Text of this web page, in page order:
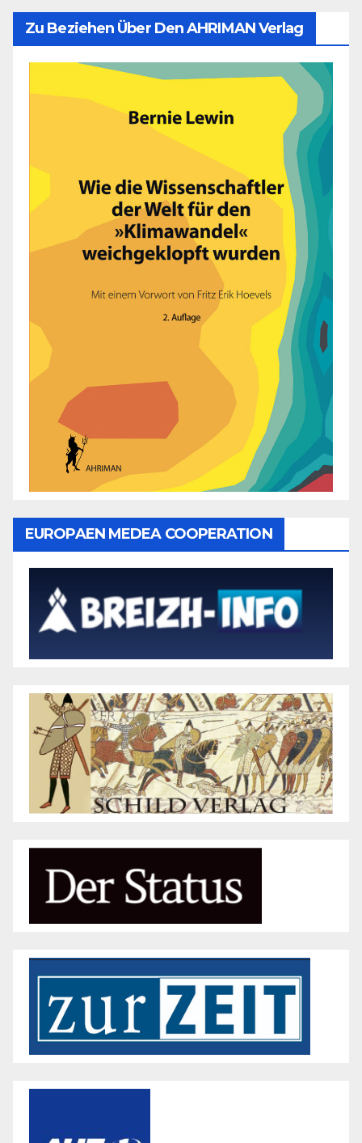
Zu Beziehen Über Den AHRIMAN Verlag
EUROPAEN MEDEA COOPERATION